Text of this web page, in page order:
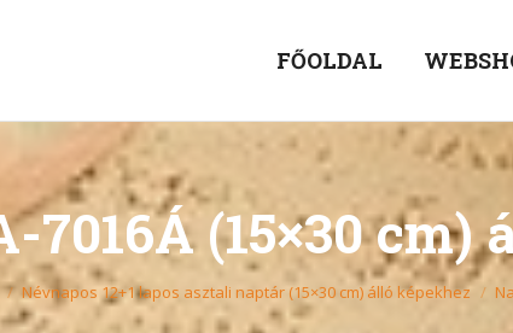
FŐOLDAL
7016Á (15×30 cm)
Névnapos 12+1 lapos asztali naptár (15×30 cm) álló képekhez